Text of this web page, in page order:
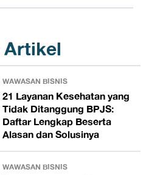
Artikel
WAWASAN BISNIS
21 Layanan Kesehatan yang
Tidak Ditanggung BPJS:
Daftar Lengkap Beserta
Alasan dan Solusinya
WAWASAN BISNIS